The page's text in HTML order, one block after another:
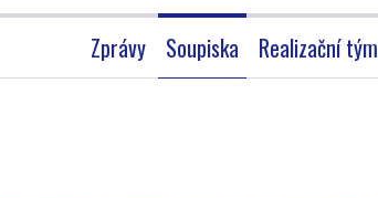
Zprávy Soupiska Realizační tým